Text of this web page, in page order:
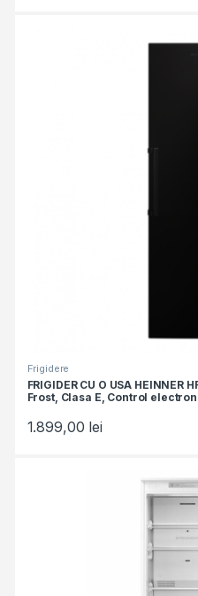
Frigidere
FRIGIDER CU O USA HEINNER
Frost, Clasa E, Control
1.899,00 lei